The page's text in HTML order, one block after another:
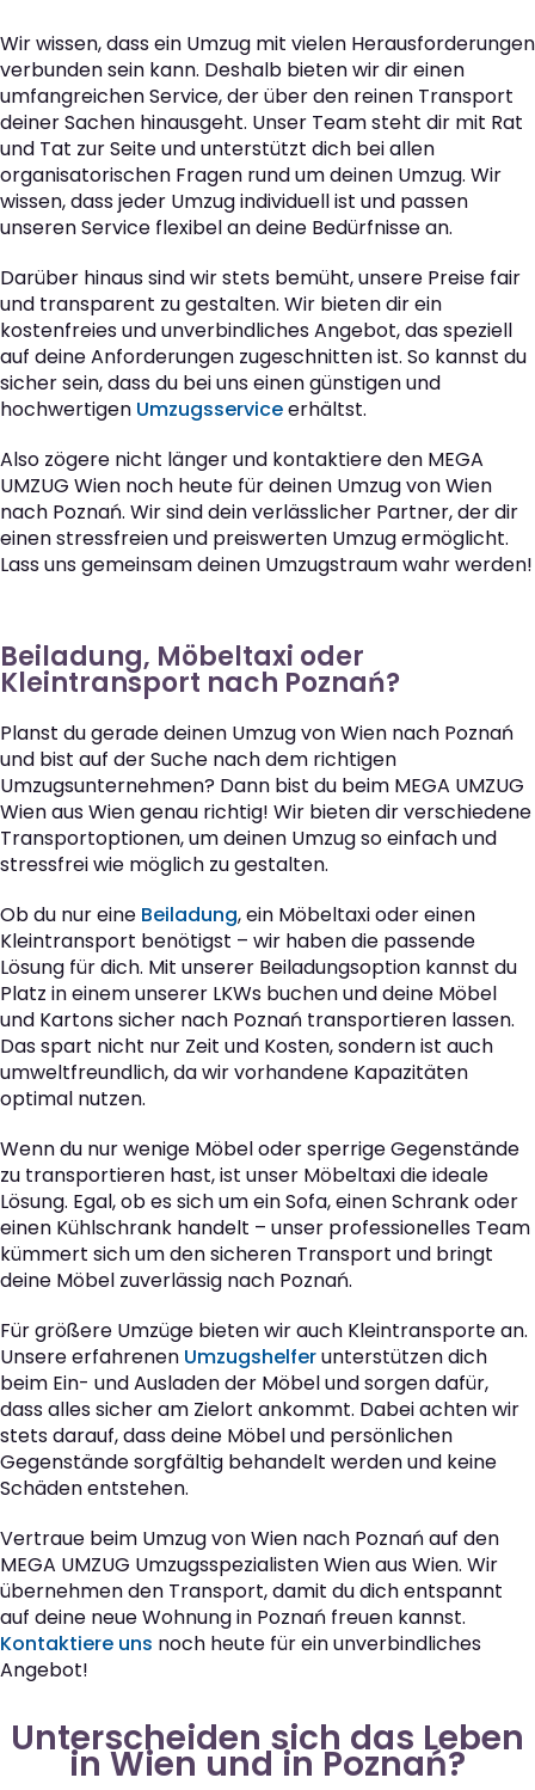
Wir wissen, dass ein Umzug mit vielen Herausforderungen
verbunden sein kann. Deshalb bieten wir dir einen
umfangreichen Service, der über den reinen Transport
deiner Sachen hinausgeht. Unser Team steht dir mit Rat
und Tat zur Seite und unterstützt dich bei allen
organisatorischen Fragen rund um deinen Umzug. Wir
wissen, dass jeder Umzug individuell ist und passen
unseren Service flexibel an deine Bedürfnisse an.
Darüber hinaus sind wir stets bemüht, unsere Preise fair
und transparent zu gestalten. Wir bieten dir ein
kostenfreies und unverbindliches Angebot, das speziell
auf deine Anforderungen zugeschnitten ist. So kannst du
sicher sein, dass du bei uns einen günstigen und
hochwertigen Umzugsserviceerhältst.
Also zögere nicht länger und kontaktiere den MEGA
UMZUG Wien noch heute für deinen Umzug von Wien
nach Poznań. Wir sind dein verlässlicher Partner, der dir
einen stressfreien und preiswerten Umzug ermöglicht.
Lass uns gemeinsam deinen Umzugstraum wahr werden!
Beiladung, Möbeltaxi oder
Kleintransport nach Poznań?
Planst du gerade deinen Umzug von Wien nach Poznań
und bist auf der Suche nach dem richtigen
Umzugsunternehmen? Dann bist du beim MEGA UMZUG
Wien aus Wien genau richtig! Wir bieten dir verschiedene
Transportoptionen, um deinen Umzug so einfach und
stressfrei wie möglich zu gestalten.
Ob du nur eine Beiladung, ein Möbeltaxi oder einen
Kleintransport benötigst – wir haben die passende
Lösung für dich. Mit unserer Beiladungsoption kannst du
Platz in einem unserer LKWs buchen und deine Möbel
und Kartons sicher nach Poznań transportieren lassen.
Das spart nicht nur Zeit und Kosten, sondern ist auch
umweltfreundlich, da wir vorhandene Kapazitäten
optimal nutzen.
Wenn du nur wenige Möbel oder sperrige Gegenstände
zu transportieren hast, ist unser Möbeltaxi die ideale
Lösung. Egal, ob es sich um ein Sofa, einen Schrank oder
einen Kühlschrank handelt – unser professionelles Team
kümmert sich um den sicheren Transport und bringt
deine Möbel zuverlässig nach Poznań.
Für größere Umzüge bieten wir auch Kleintransporte an.
Unsere erfahrenen Umzugshelferunterstützen dich
beim Ein- und Ausladen der Möbel und sorgen dafür,
dass alles sicher am Zielort ankommt. Dabei achten wir
stets darauf, dass deine Möbel und persönlichen
Gegenstände sorgfältig behandelt werden und keine
Schäden entstehen.
Vertraue beim Umzug von Wien nach Poznań auf den
MEGA UMZUG Umzugsspezialisten Wien aus Wien. Wir
übernehmen den Transport, damit du dich entspannt
auf deine neue Wohnung in Poznań freuen kannst.
Kontaktiere uns noch heute für ein unverbindliches
Angebot!
Unterscheiden sich das Leben
in Wien und in Poznań?